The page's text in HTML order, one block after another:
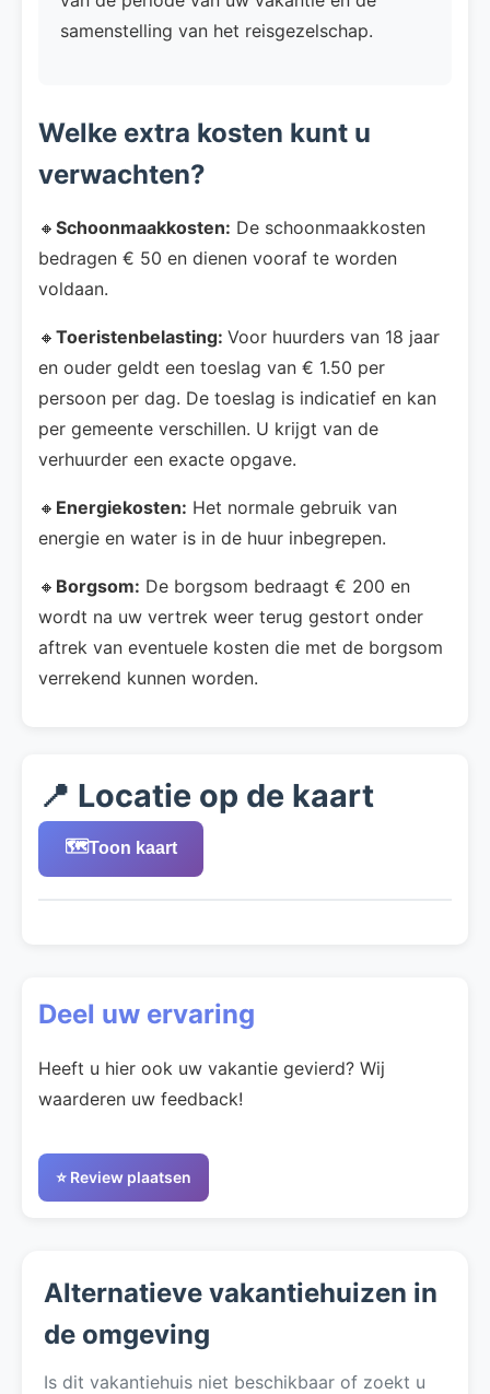
samenstelling van het reisgezelschap.
Welke extra kosten kunt u
verwachten?
🔸 Schoonmaakkosten: De schoonmaakkosten
bedragen € 50 en dienen vooraf te worden
voldaan.
🔸 Toeristenbelasting: Voor huurders van 18 jaar
en ouder geldt een toeslag van € 1.50 per
persoon per dag. De toeslag is indicatief en kan
per gemeente verschillen. U krijgt van de
verhuurder een exacte opgave.
🔸 Energiekosten: Het normale gebruik van
energie en water is in de huur inbegrepen.
🔸 Borgsom: De borgsom bedraagt € 200 en
wordt na uw vertrek weer terug gestort onder
aftrek van eventuele kosten die met de borgsom
verrekend kunnen worden.
📍 Locatie op de kaart
🗺️Toon kaart
Deel uw ervaring
Heeft u hier ook uw vakantie gevierd? Wij
waarderen uw feedback!
⭐ Review plaatsen
Alternatieve vakantiehuizen in
de omgeving
Is dit vakantiehuis niet beschikbaar of zoekt u